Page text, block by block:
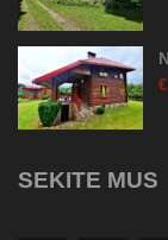
SEKITE MUS